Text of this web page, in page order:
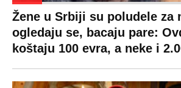
Žene u Srbiji su poludele za
ogledaju se, bacaju pare:
koštaju 100 evra, a neke i